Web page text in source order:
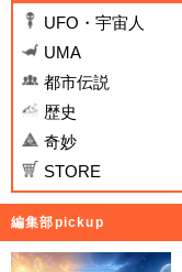
UFO・宇宙人
UMA
都市伝説
歴史
奇妙
STORE
編集部pickup